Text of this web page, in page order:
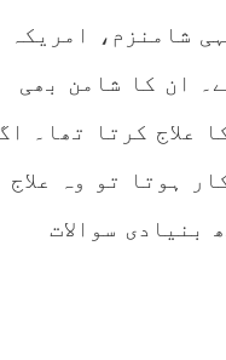
شامنزم، امریکہ
ان کا شامن بھی
علاج کرتا تھا۔
ہوتا تو وہ علاج
بنیادی سوالات